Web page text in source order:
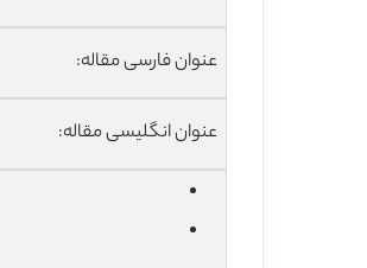
عنوان فارسی مقاله:
عنوان انگلیسی مقاله: